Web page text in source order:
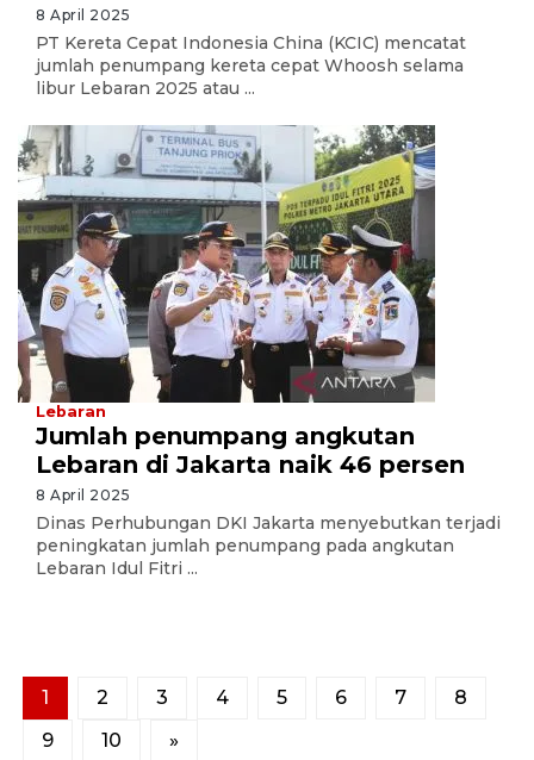
8 April 2025
PT Kereta Cepat Indonesia China (KCIC) mencatat
jumlah penumpang kereta cepat Whoosh selama
libur Lebaran 2025 atau ...
Lebaran
Jumlah penumpang angkutan
Lebaran di Jakarta naik 46 persen
8 April 2025
Dinas Perhubungan DKI Jakarta menyebutkan terjadi
peningkatan jumlah penumpang pada angkutan
Lebaran Idul Fitri ...
1 2 3 4 5 6 7
8
9
10 »